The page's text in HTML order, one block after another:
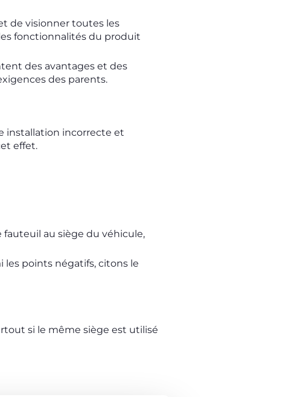
de visionner toutes les
fonctionnalités du produit
des avantages et des
des parents.
installation incorrecte et
effet.
au siège du véhicule,
les points négatifs, citons le
si le même siège est utilisé